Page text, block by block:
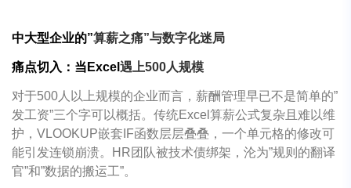
中大型企业的”算薪之痛”与数字化迷局
痛点切入：当 Excel 遇上500人规模
对于500 人以上规模的企业而言，薪酬管理早已不是简单的”
发工资”三个字可以概括。传统Excel 算薪公式复杂且难以维
护， VLOOKUP嵌套 IF函数层层叠叠，一个单元格的修改可
能引发连锁崩溃。
HR团队被技术债绑架，沦为”规则的翻译
官”和”数据的搬运工”。